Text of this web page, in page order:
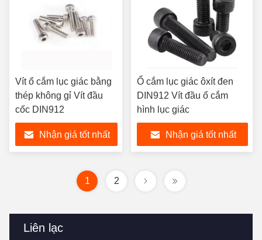
Liên lạc
Vít ổ cắm lục giác bằng
thép không gỉ Vít đầu
cốc DIN912
Nhận giá tốt nhất
Ổ cắm lục giác ôxít đen
DIN912 Vít đầu ổ cắm
hình lục giác
Nhận giá tốt nhất
1 2